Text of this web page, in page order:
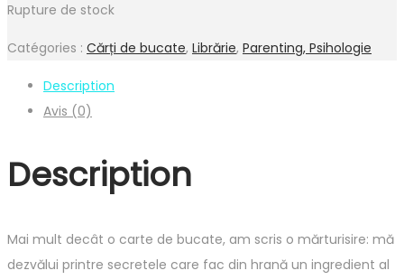
Rupture de stock
Catégories : Cărți de bucate, Librărie, Parenting, Psihologie
Description
Avis (0)
Description
Mai mult decât o carte de bucate, am scris o mărturisire: mă
dezvălui printre secretele care fac din hrană un ingredient al